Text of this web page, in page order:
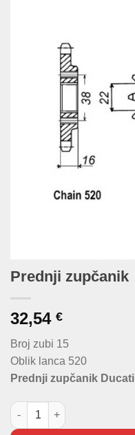
Prednji zupčanik
32,54 €
Broj zubi 15
Oblik lanca 520
Prednji zupčanik Ducati
Prednji zupčanik količina